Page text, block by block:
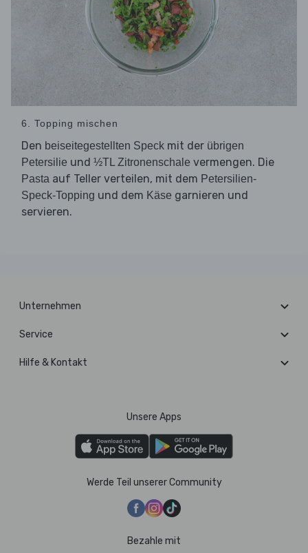
6. Topping mischen
Den beiseitegestellten Speck mit der übrigen
Petersilie und ½TL Zitronenschale vermengen. Die
Pasta auf Teller verteilen, mit dem Petersilien-
Speck-Topping und dem Käse garnieren und
servieren.
Unternehmen
Service
Hilfe & Kontakt
Unsere Apps
Werde Teil unserer Community
Bezahle mit